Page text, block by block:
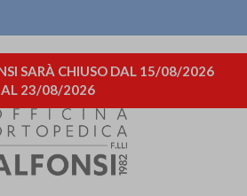
SARÀ CHIUSO DAL 15/08/2026
AL 23/08/2026